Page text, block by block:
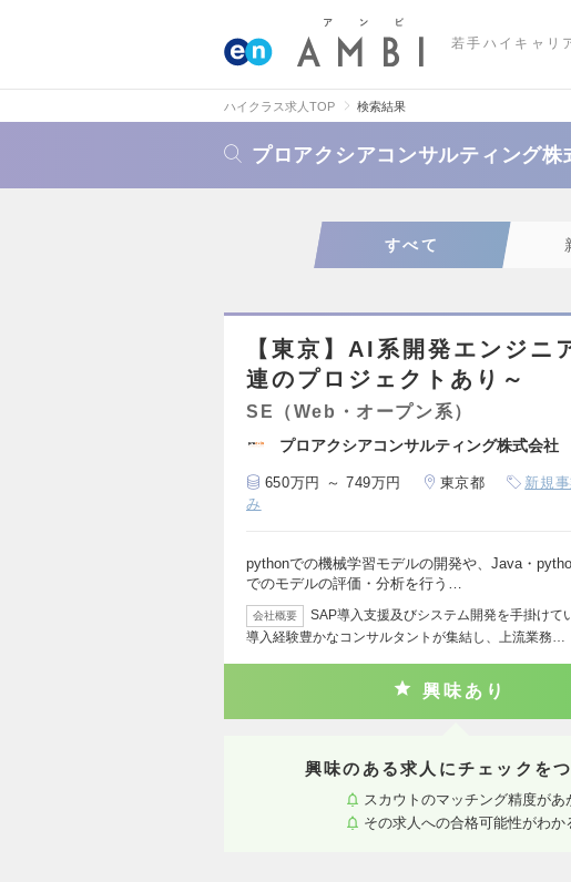
若手ハイキャリ
ハイクラス求人TOP 検索結果
プロアクシアコンサルティング
すべて
【東京】AI系開発エンジ
連のプロジェクトあり～
SE（Web・オープン系）
プロアクシアコンサルティング株式会社
650万円 ～ 749万円 東京都 新規
み
pythonでの機械学習モデルの開発や、Java・
でのモデルの評価・分析を行う…
会社概要
SAP導入支援及びシステム開発を手掛けて
導入経験豊かなコンサルタントが集結し、上流業務…
興味あり
興味のある求人にチェックを
スカウトのマッチング精度があ
その求人への合格可能性がわか